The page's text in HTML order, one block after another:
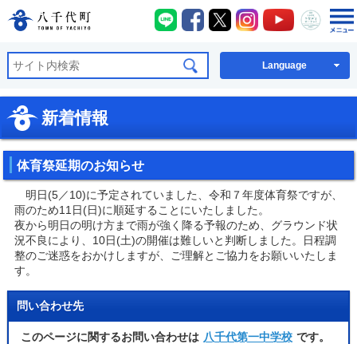
八千代町公式ホームページ
八千代町LINE
八千代町Facebook
八千代町X八千代町Instagram
八千代町
八千
Language
新着情報
体育祭延期のお知らせ
明日(5／10)に予定されていました、令和７年度体育祭ですが、
雨のため11日(日)に順延することにいたしました。
夜から明日の明け方まで雨が強く降る予報のため、グラウンド状
況不良により、10日(土)の開催は難しいと判断しました。日程調
整のご迷惑をおかけしますが、ご理解とご協力をお願いいたしま
す。
問い合わせ先
このページに関するお問い合わせは 八千代第一中学校 です。